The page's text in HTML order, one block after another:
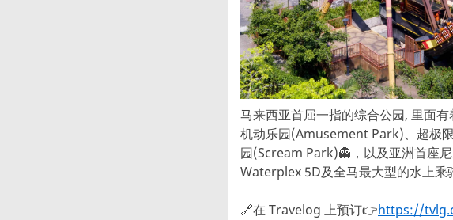
马来西亚首屈一指的综合公园, 里面
机动乐园(Amusement Park)、超极
园(Scream Park)👻，以及亚洲首座
Waterplex 5D及全马最大型的水上乘
🔗在 Travelog 上预订👉https://